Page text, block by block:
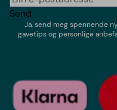
Send
Ja, send meg spennende
gavetips og personlige